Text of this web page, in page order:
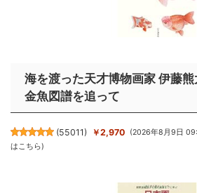
海を渡った天才博物画家 伊藤
金魚図譜を追って
(55011) ￥2,970 (2026年8月9日
はこちら)